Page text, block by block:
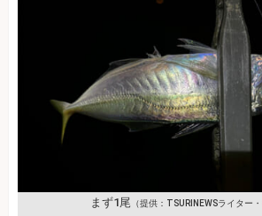
まず1尾 （提供：TSURINEWSライター